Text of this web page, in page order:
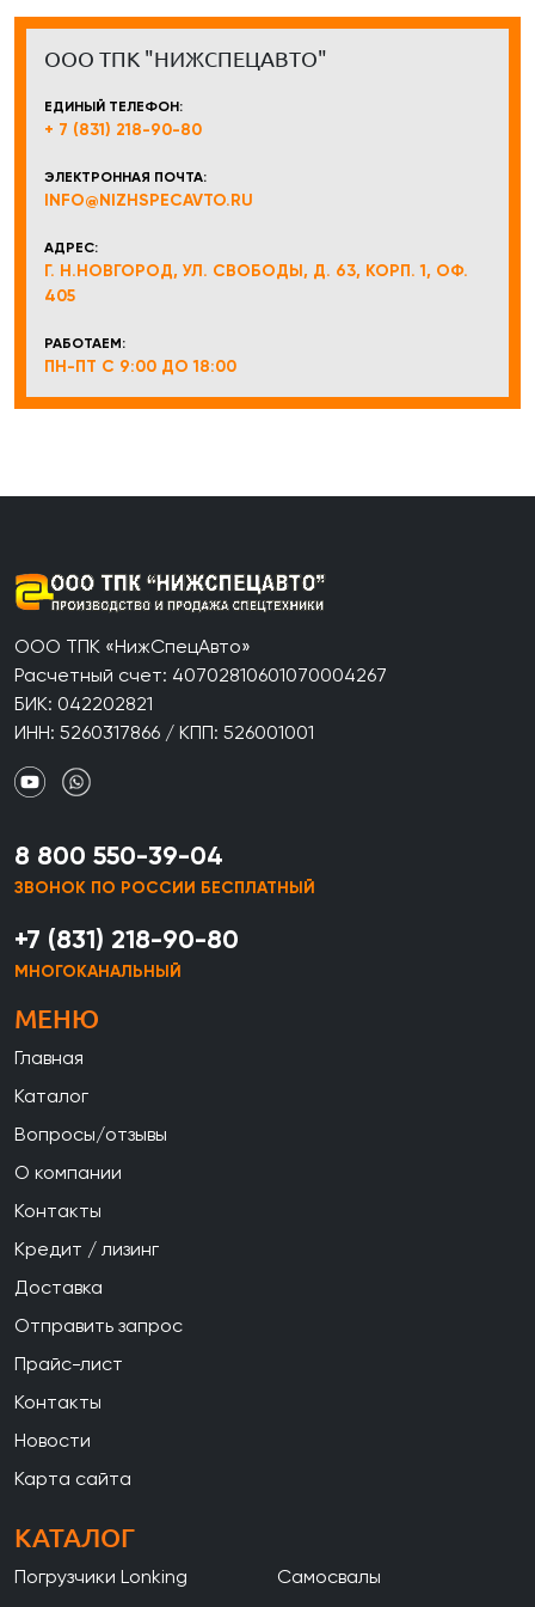
ООО ТПК "НИЖСПЕЦАВТО"
ЕДИНЫЙ ТЕЛЕФОН:
+ 7 (831) 218-90-80
ЭЛЕКТРОННАЯ ПОЧТА:
INFO@NIZHSPECAVTO.RU
АДРЕС:
Г. Н.НОВГОРОД, УЛ. СВОБОДЫ, Д. 63, КОРП. 1, ОФ.
405
РАБОТАЕМ:
ПН-ПТ С 9:00 ДО 18:00
ООО ТПК «НижСпецАвто»
Расчетный счет: 40702810601070004267
БИК: 042202821
ИНН: 5260317866 / КПП: 526001001
8 800 550-39-04
ЗВОНОК ПО РОССИИ БЕСПЛАТНЫЙ
+7 (831) 218-90-80
МНОГОКАНАЛЬНЫЙ
МЕНЮ
Главная
Каталог
Вопросы/отзывы
О компании
Контакты
Кредит / лизинг
Доставка
Отправить запрос
Прайс-лист
Контакты
Новости
Карта сайта
КАТАЛОГ
Погрузчики Lonking
Самосвалы